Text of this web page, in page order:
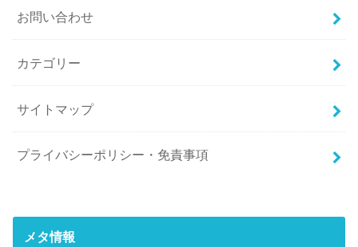
お問い合わせ
カテゴリー
サイトマップ
プライバシーポリシー・免責事項
メタ情報